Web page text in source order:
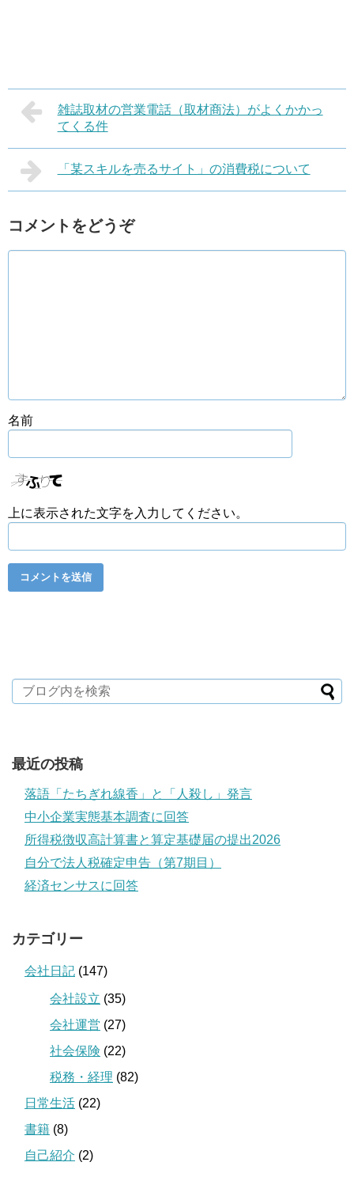
雑誌取材の営業電話（取材商法）がよくかかっ
てくる件
「某スキルを売るサイト」の消費税について
コメントをどうぞ
名前
上に表示された文字を入力してください。
最近の投稿
落語「たちぎれ線香」と「人殺し」発言
中小企業実態基本調査に回答
所得税徴収高計算書と算定基礎届の提出2026
自分で法人税確定申告（第7期目）
経済センサスに回答
カテゴリー
会社日記 (147)
会社設立 (35)
会社運営 (27)
社会保険 (22)
税務・経理 (82)
日常生活 (22)
書籍 (8)
自己紹介 (2)